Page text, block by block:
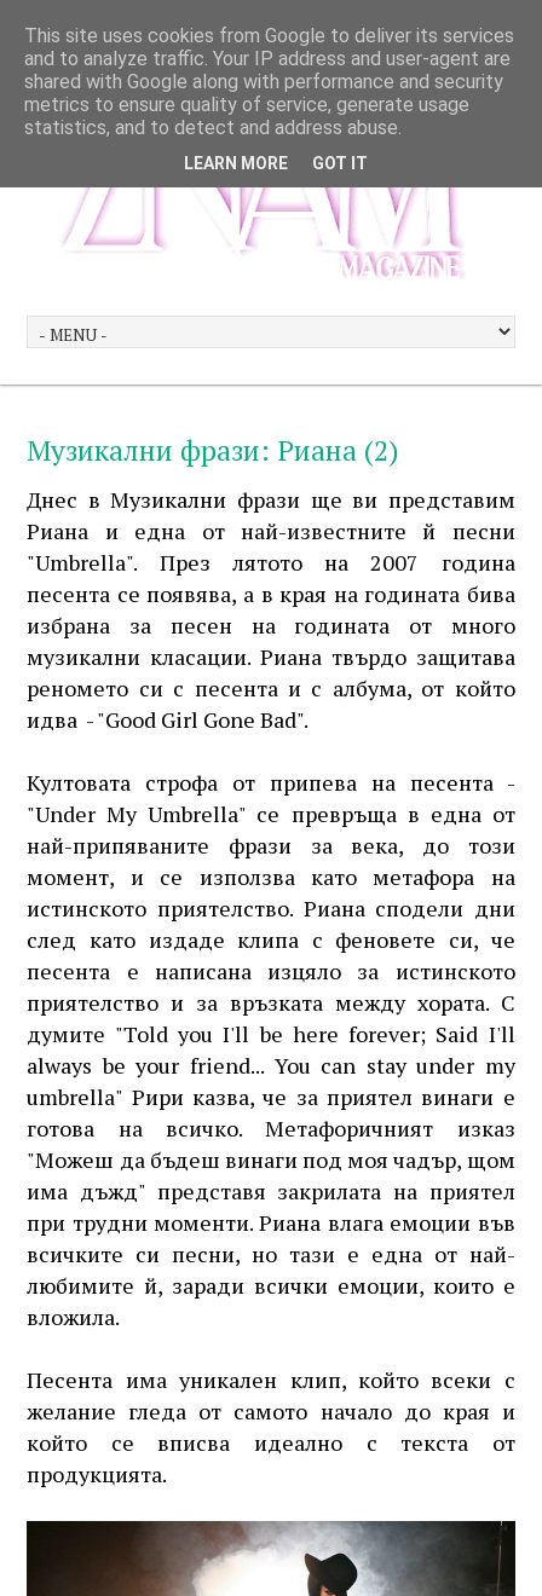
Музикални фрази: Риана (2)
Днес в Музикални фрази ще ви представим
Риана и една от най-известните й песни
"Umbrella". През лятото на 2007 година
песента се появява, а в края на годината бива
избрана за песен на годината от много
музикални класации. Риана твърдо защитава
реномето си с песента и с албума, от който
идва - "Good Girl Gone Bad".
Култовата строфа от припева на песента -
"Under My Umbrella" се превръща в една от
най-припяваните фрази за века, до този
момент, и се използва като метафора на
истинското приятелство. Риана сподели дни
след като издаде клипа с феновете си, че
песента е написана изцяло за истинското
приятелство и за връзката между хората. С
думите "Told you I'll be here forever; Said I'll
always be your friend... You can stay under my
umbrella" Рири казва, че за приятел винаги е
готова на всичко. Метафоричният изказ
"Можеш да бъдеш винаги под моя чадър, щом
има дъжд" представя закрилата на приятел
при трудни моменти. Риана влага емоции във
всичките си песни, но тази е една от най-
любимите й, заради всички емоции, които е
вложила.
Песента има уникален клип, който всеки с
желание гледа от самото начало до края и
който се вписва идеално с текста от
продукцията.
This site uses cookies from Google to deliver its services
and to analyze traffic. Your IP address and user-agent are
shared with Google along with performance and security
metrics to ensure quality of service, generate usage
statistics, and to detect and address abuse.
LEARN MORE GOT IT